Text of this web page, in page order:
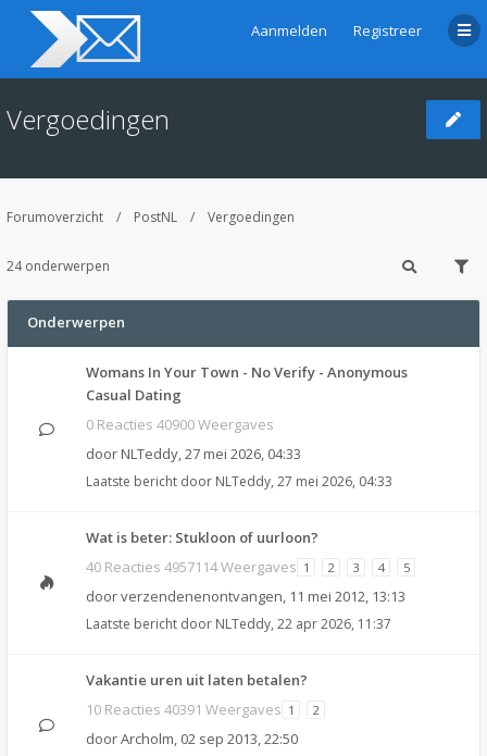
Aanmelden Registreer
Vergoedingen
Forumoverzicht PostNL Vergoedingen
24 onderwerpen
Onderwerpen
Womans In Your Town - No Verify - Anonymous
Casual Dating
0 Reacties 40900 Weergaves
door NLTeddy,27 mei 2026, 04:33
Laatste bericht door NLTeddy, 27 mei 2026, 04:33
Wat is beter: Stukloon of uurloon?
40 Reacties 4957114 Weergaves 1 2 3 4 5
doorverzendenenontvangen, 11 mei 2012, 13:13
Laatste bericht door NLTeddy, 22 apr 2026, 11:37
Vakantie uren uit laten betalen?
10 Reacties 40391 Weergaves 1 2
doorArcholm, 02 sep 2013, 22:50